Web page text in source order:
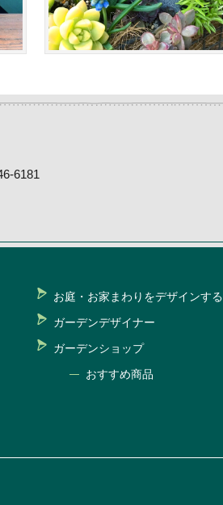
6181
お庭・お家まわりをデザインする
ガーデンデザイナー
ガーデンショップ
おすすめ商品